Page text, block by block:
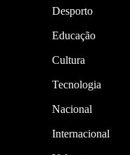
Desporto
Educação
Cultura
Tecnologia
Nacional
Internacional